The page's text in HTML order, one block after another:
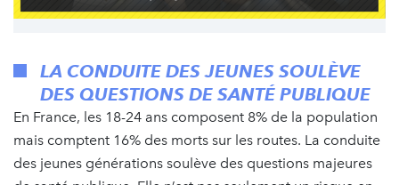
LA CONDUITE DES JEUNES SOULÈVE
DES QUESTIONS DE SANTÉ PUBLIQUE
En France, les 18-24 ans composent 8% de la population
mais comptent 16% des morts sur les routes. La conduite
des jeunes générations soulève des questions majeures